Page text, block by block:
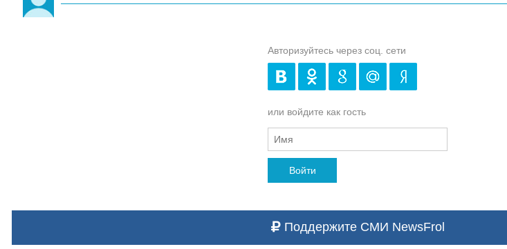
Авторизуйтесь через соц. сети
или войдите как гость
Войти
Поддержите СМИ NewsFrol